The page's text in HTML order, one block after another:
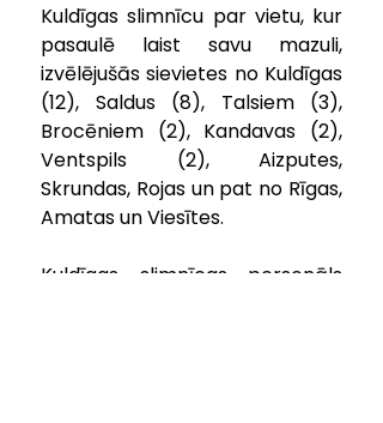
Kuldīgas slimnīcu par vietu, kur
pasaulē laist savu mazuli,
izvēlējušās sievietes no Kuldīgas
(12), Saldus (8), Talsiem (3),
Brocēniem (2), Kandavas (2),
Ventspils (2), Aizputes,
Skrundas, Rojas un pat no Rīgas,
Amatas un Viesītes.
Kuldīgas slimnīcas personāls